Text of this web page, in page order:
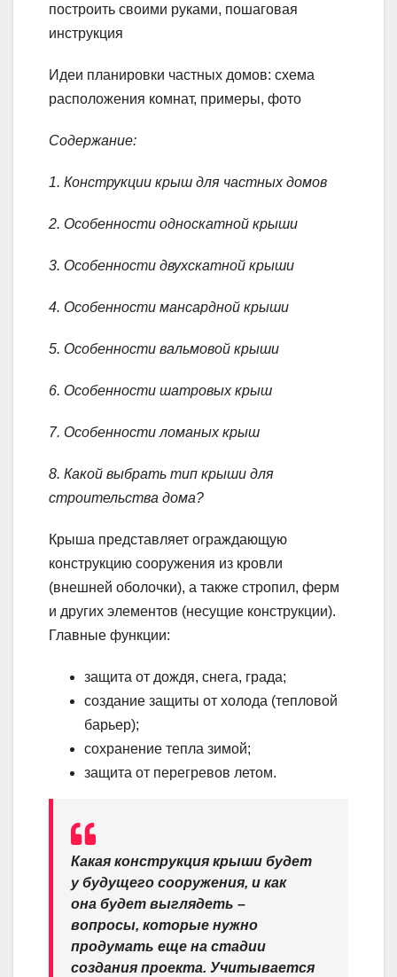
построить своими руками, пошаговая
инструкция
Идеи планировки частных домов: схема
расположения комнат, примеры, фото
Содержание:
1. Конструкции крыш для частных домов
2. Особенности односкатной крыши
3. Особенности двухскатной крыши
4. Особенности мансардной крыши
5. Особенности вальмовой крыши
6. Особенности шатровых крыш
7. Особенности ломаных крыш
8. Какой выбрать тип крыши для
строительства дома?
Крыша представляет ограждающую
конструкцию сооружения из кровли
(внешней оболочки), а также стропил, ферм
и других элементов (несущие конструкции).
Главные функции:
защита от дождя, снега, града;
создание защиты от холода (тепловой
барьер);
сохранение тепла зимой;
защита от перегревов летом.
Какая конструкция крыши будет
у будущего сооружения, и как
она будет выглядеть –
вопросы, которые нужно
продумать еще на стадии
создания проекта. Учитывается